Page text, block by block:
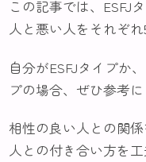
この記事では、ESFJ
人と悪い人をそれぞれ
自分がESFJタイプか
プの場合、ぜひ参考に
相性の良い人との関
人との付き合い方を